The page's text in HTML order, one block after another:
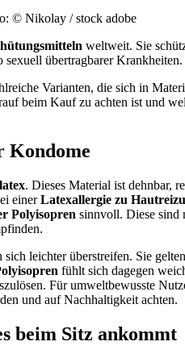
© Nikolay / stock adobe
weltweit. Sie
übertragbarer Krankheiten.
Varianten, die sich in
beim Kauf zu achten ist und
Kondome
. Dieses Material ist dehnbar,
einerLatexallergie zu
Polyisopren sinnvoll. Diese sind
sich leichter überstreifen. Sie
fühlt sich dagegen
Für umweltbewusste
und auf Nachhaltigkeit achten.
beim Sitz ankommt